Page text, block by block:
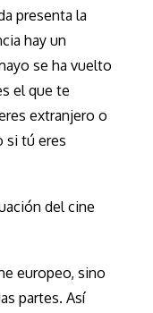
presenta la
hay un
se ha vuelto
el que te
extranjero o
si tú eres
del cine
europeo, sino
partes. Así